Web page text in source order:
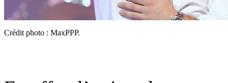
Crédit photo : MaxPPP.